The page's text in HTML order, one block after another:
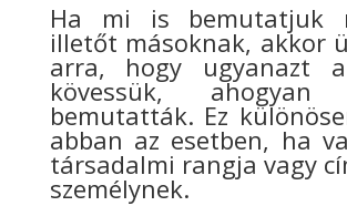
Ha mi is bemutatjuk
illetőt másoknak, akkor
arra, hogy ugyanazt
kövessük, ahogyan
bemutatták. Ez
abban az esetben, ha
társadalmi rangja vagy
személynek.